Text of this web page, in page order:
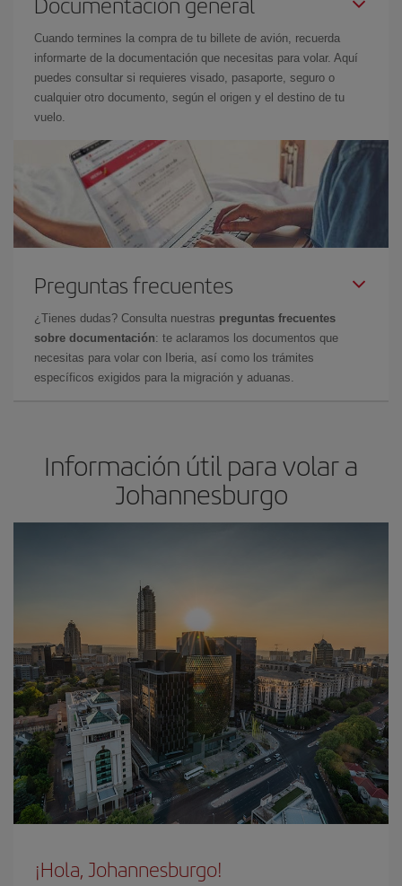
Cuando termines la compra de tu billete de avión, recuerda
informarte de la documentación que necesitas para volar. Aquí
puedes consultar si requieres visado, pasaporte, seguro o
cualquier otro documento, según el origen y el destino de tu
vuelo.
Preguntas frecuentes
¿Tienes dudas? Consulta nuestras preguntas frecuentes
sobre documentación: te aclaramos los documentos que
necesitas para volar con Iberia, así como los trámites
específicos exigidos para la migración y aduanas.
Información útil para volar a
Johannesburgo
¡Hola, Johannesburgo!